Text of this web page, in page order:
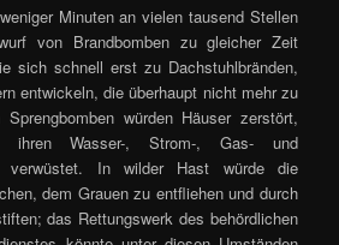
Minuten an vielen tausend Stellen
von Brandbomben zu gleicher Zeit
sich schnell erst zu Dachstuhlbränden,
entwickeln, die überhaupt nicht mehr zu
würden Häuser zerstört,
ihren Wasser-, Strom-, Gas- und
verwüstet. In wilder Hast würde die
dem Grauen zu entfliehen und durch
das Rettungswerk des behördlichen